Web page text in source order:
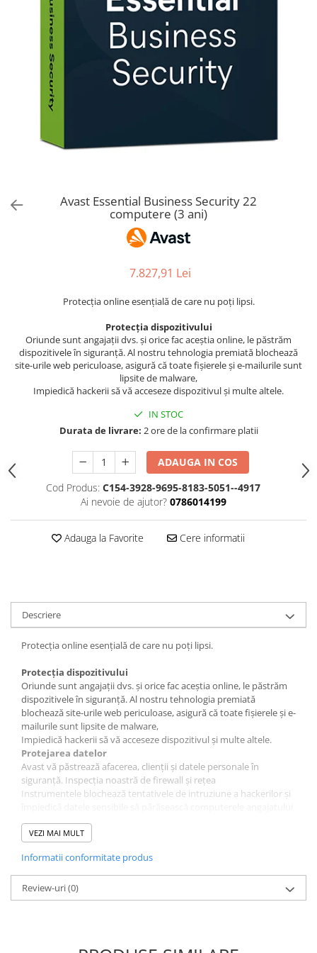
AVAST Driver Updater
AVAST SecureLine VPN
AVAST AntiTrack Premium
Avast Essential Business Security 22
computere (3 ani)
7.827,91 Lei
Protecția online esențială de care nu poți lipsi.
Protecția dispozitivului
Oriunde sunt angajații dvs. și orice fac aceștia online, le păstrăm
dispozitivele în siguranță. Al nostru tehnologia premiată blochează
site-urile web periculoase, asigură că toate fișierele și e-mailurile sunt
lipsite de malware,
Impiedică hackerii să vă acceseze dispozitivul și multe altele.
IN STOC
Durata de livrare: 2 ore de la confirmare platii
ADAUGA IN COS
Cod Produs: C154-3928-9695-8183-5051--4917
Ai nevoie de ajutor? 0786014199
Adauga la Favorite Cere informatii
Descriere
Protecția online esențială de care nu poți lipsi.
Protecția dispozitivului
Oriunde sunt angajații dvs. și orice fac aceștia online, le păstrăm
dispozitivele în siguranță. Al nostru tehnologia premiată
blochează site-urile web periculoase, asigură că toate fișierele și e-
mailurile sunt lipsite de malware,
Impiedică hackerii să vă acceseze dispozitivul și multe altele.
Protejarea datelor
Avast vă păstrează afacerea, clienții și datele personale în
siguranță. Inspecția noastră de firewall și rețea
Instrumentele blochează tentativele de intruziune a hackerilor și
dvs.
Caracteristici
File Shield
Scanează programele și fișierele salvate pe computer pentru
amenințări rău intenționate în timp real înainte de a permite
deschiderea, rularea, modificarea sau salvarea acestora. Dacă
VEZI MAI MULT
Informatii conformitate produs
Review-uri(0)